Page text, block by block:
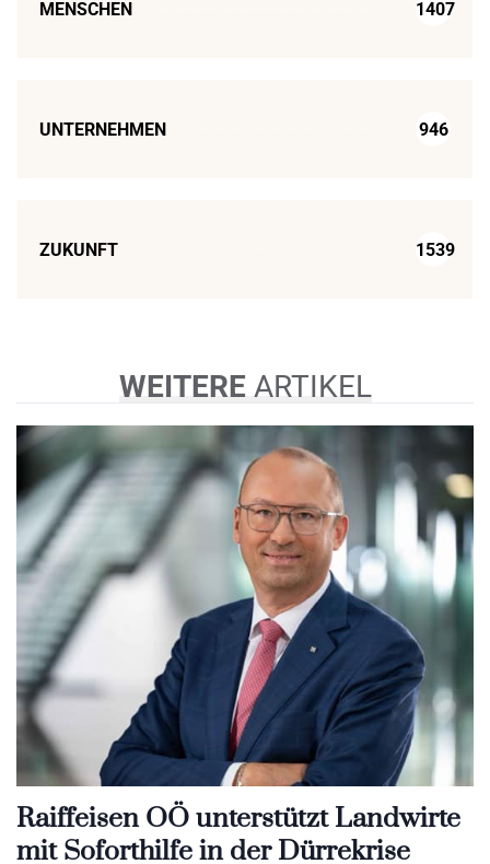
MENSCHEN 1407
UNTERNEHMEN 946
ZUKUNFT 1539
WEITEREARTIKEL
Raiffeisen OÖ unterstützt Landwirte
mit Soforthilfe in der Dürrekrise